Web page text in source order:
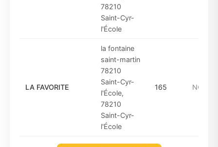
78210
Saint-Cyr-
l'École
LA FAVORITE
la fontaine
saint-martin
78210
Saint-Cyr-
l'École,
78210
Saint-Cyr-
l'École
165